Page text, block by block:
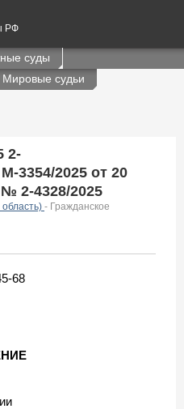
РФ
суды
Мировые судьи
2-
3354/2025 от 20
2-4328/2025
область) - Гражданское
68